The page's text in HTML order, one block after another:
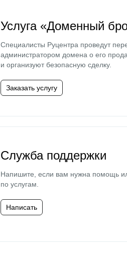
Услуга «Доменный
Специалисты Руцентра проведут
администратором домена о его
и организуют безопасную сделку.
Заказать услугу
Служба поддержки
Напишите, если вам нужна помощь
по услугам.
Написать